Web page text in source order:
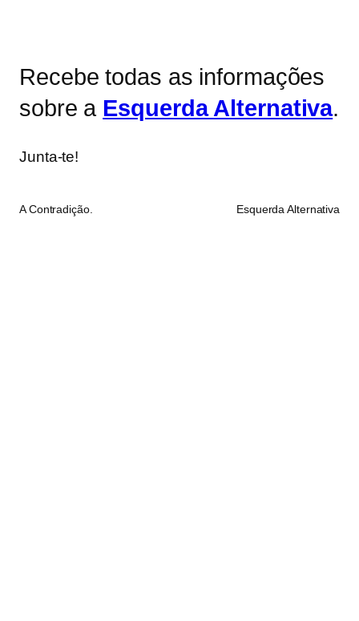
Recebe todas as informações
sobre a Esquerda Alternativa.
Junta-te!
A Contradição. Esquerda Alternativa